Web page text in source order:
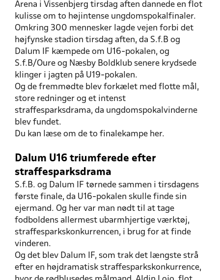
Arena i Vissenbjerg tirsdag aften dannede en flot
kulisse om to højintense ungdomspokalfinaler.
Omkring 300 mennesker lagde vejen forbi det
højfynske stadion tirsdag aften, da S.f.B og
Dalum IF kæmpede om U16-pokalen, og
S.f.B/Oure og Næsby Boldklub senere krydsede
klinger i jagten på U19-pokalen.
Og de fremmødte blev forkælet med flotte mål,
store redninger og et intenst
straffesparksdrama, da ungdomspokalvinderne
blev fundet.
Du kan læse om de to finalekampe her.
Dalum U16 triumferede efter
straffesparksdrama
S.f.B. og Dalum IF tørnede sammen i tirsdagens
første finale, da U16-pokalen skulle finde sin
ejermand. Og her var man nødt til at tage
fodboldens allermest ubarmhjertige værktøj,
straffesparkskonkurrencen, i brug for at finde
vinderen.
Og det blev Dalum IF, som trak det længste strå
efter en højdramatisk straffesparkskonkurrence,